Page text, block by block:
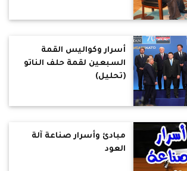
تستخدم مذابح الأرمن
كورقة ضغط (حوار)
أسرار وكواليس القمة
السبعين لقمة حلف الناتو
(تحليل)
مبادئ وأسرار صناعة آلة
العود